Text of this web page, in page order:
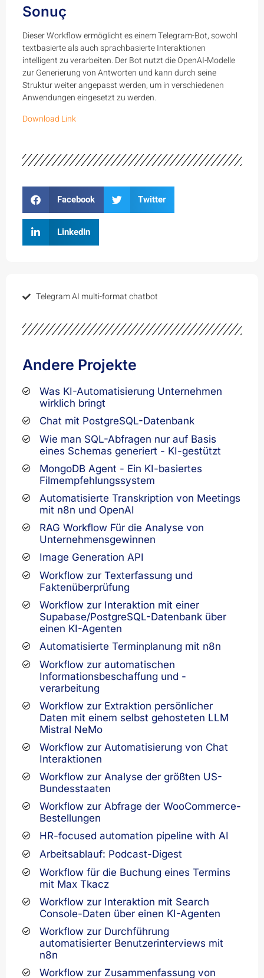
Sonuç
Dieser Workflow ermöglicht es einem Telegram-Bot, sowohl
textbasierte als auch sprachbasierte Interaktionen
intelligent zu verarbeiten. Der Bot nutzt die OpenAI-Modelle
zur Generierung von Antworten und kann durch seine
Struktur weiter angepasst werden, um in verschiedenen
Anwendungen eingesetzt zu werden.
Download Link
Facebook Twitter
LinkedIn
Telegram AI multi-format chatbot
Andere Projekte
Was KI-Automatisierung Unternehmen
wirklich bringt
Chat mit PostgreSQL-Datenbank
Wie man SQL-Abfragen nur auf Basis
eines Schemas generiert - KI-gestützt
MongoDB Agent - Ein KI-basiertes
Filmempfehlungssystem
Automatisierte Transkription von Meetings
mit n8n und OpenAI
RAG Workflow Für die Analyse von
Unternehmensgewinnen
Image Generation API
Workflow zur Texterfassung und
Faktenüberprüfung
Workflow zur Interaktion mit einer
Supabase/PostgreSQL-Datenbank über
einen KI-Agenten
Automatisierte Terminplanung mit n8n
Workflow zur automatischen
Informationsbeschaffung und -
verarbeitung
Workflow zur Extraktion persönlicher
Daten mit einem selbst gehosteten LLM
Mistral NeMo
Workflow zur Automatisierung von Chat
Interaktionen
Workflow zur Analyse der größten US-
Bundesstaaten
Workflow zur Abfrage der WooCommerce-
Bestellungen
HR-focused automation pipeline with AI
Arbeitsablauf: Podcast-Digest
Workflow für die Buchung eines Termins
mit Max Tkacz
Workflow zur Interaktion mit Search
Console-Daten über einen KI-Agenten
Workflow zur Durchführung
automatisierter Benutzerinterviews mit
n8n
Workflow zur Zusammenfassung von